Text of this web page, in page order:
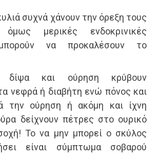
συχνά χάνουν την όρεξη τους
μερικές ενδοκρινικές
να προκαλέσουν το
δίψα και ούρηση κρύβουν
νεφρά ή διαβήτη ενώ πόνος και
την ούρηση ή ακόμη και ίχνη
δείχνουν πέτρες στο ουρικό
Το να μην μπορεί ο σκύλος
είναι σύμπτωμα σοβαρού